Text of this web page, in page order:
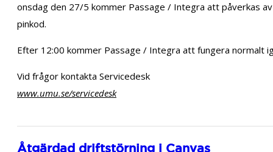
onsdag den 27/5 kommer Passage / Integra att påverkas
pinkod.
Efter 12:00 kommer Passage / Integra att fungera normalt
Vid frågor kontakta Servicedesk
www.umu.se/servicedesk
Åtgärdad driftstörning i Canvas